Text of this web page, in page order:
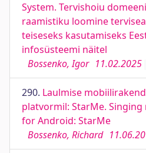
System. Tervishoiu
raamistiku loomine
teiseseks kasutamiseks
infosüsteemi näitel
Bossenko, Igor 11.02.2025
290. Laulmise
platvormil: StarMe.
for Android: StarMe
Bossenko, Richard